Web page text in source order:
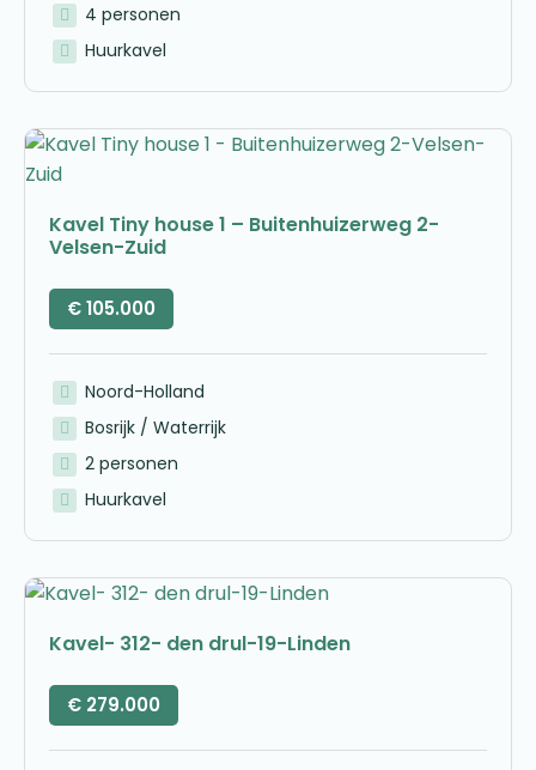
4 personen
Huurkavel
Kavel Tiny house 1 – Buitenhuizerweg 2-
Velsen-Zuid
€105.000
Noord-Holland
Bosrijk / Waterrijk
2 personen
Huurkavel
Kavel- 312- den drul-19-Linden
€ 279.000